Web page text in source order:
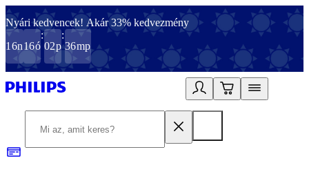
Nyári kedvencek! Akár 33% kedvezmény
16n16ó
:
02p
:
36mp